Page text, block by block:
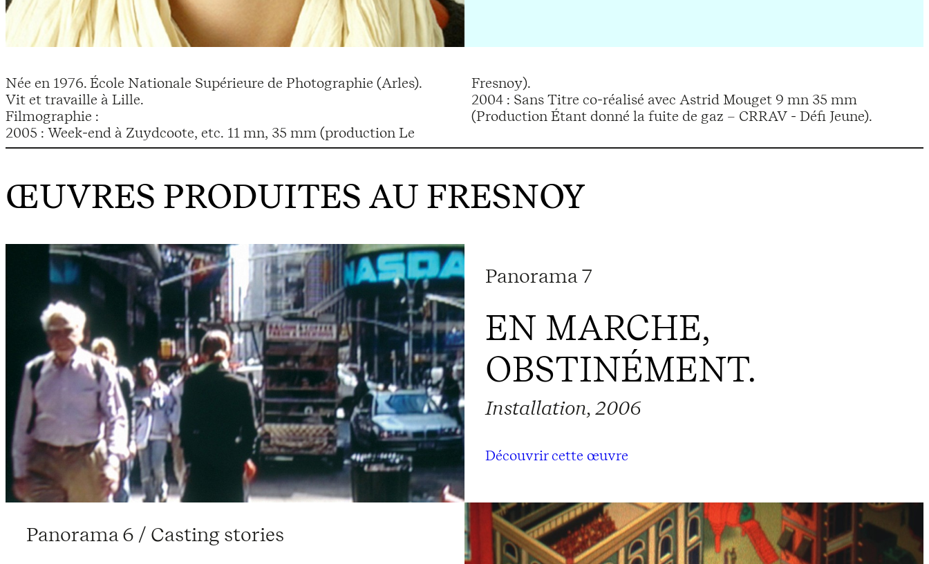
Née en 1976. École Nationale Supérieure de Photographie (Arles).
Vit et travaille à Lille.
Filmographie :
2005 : Week-end à Zuydcoote, etc. 11 mn, 35 mm (production Le
Fresnoy).
2004 : Sans Titre co-réalisé avec Astrid Mouget 9 mn 35 mm
(Production Étant donné la fuite de gaz – CRRAV - Défi Jeune).
ŒUVRES PRODUITES AU FRESNOY
Panorama 7
EN MARCHE,
OBSTINÉMENT.
Installation, 2006
Découvrir cette œuvre
Panorama 6 / Casting stories